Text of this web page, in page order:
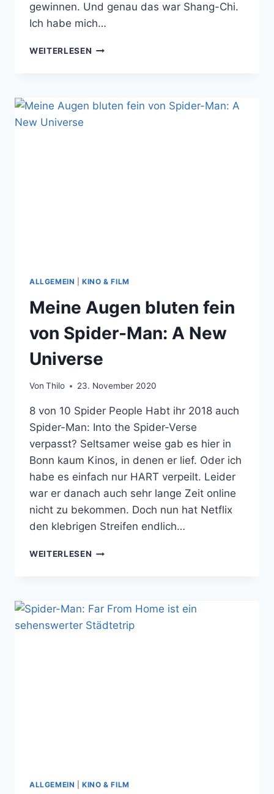
gewinnen. Und genau das war Shang-Chi.
Ich habe mich…
WEITERLESEN SHANG-
ERFOLGREICHER
EINTRAG
ALLGEMEIN |KINO & FILM
Meine Augen bluten fein
von Spider-Man: A New
Universe
Von Thilo 23. November 2020
8 von 10 Spider People Habt ihr 2018 auch
Spider-Man: Into the Spider-Verse
verpasst? Seltsamer weise gab es hier in
Bonn kaum Kinos, in denen er lief. Oder ich
habe es einfach nur HART verpeilt. Leider
war er danach auch sehr lange Zeit online
nicht zu bekommen. Doch nun hat Netflix
den klebrigen Streifen endlich…
WEITERLESEN MEINE
VON
SPIDER-
MAN:
ALLGEMEIN |KINO & FILM